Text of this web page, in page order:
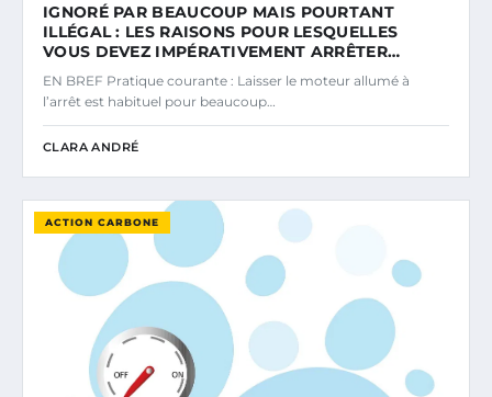
IGNORÉ PAR BEAUCOUP MAIS POURTANT
ILLÉGAL : LES RAISONS POUR LESQUELLES
VOUS DEVEZ IMPÉRATIVEMENT ARRÊTER…
EN BREF Pratique courante : Laisser le moteur allumé à
l’arrêt est habituel pour beaucoup…
CLARA ANDRÉ
ACTION CARBONE